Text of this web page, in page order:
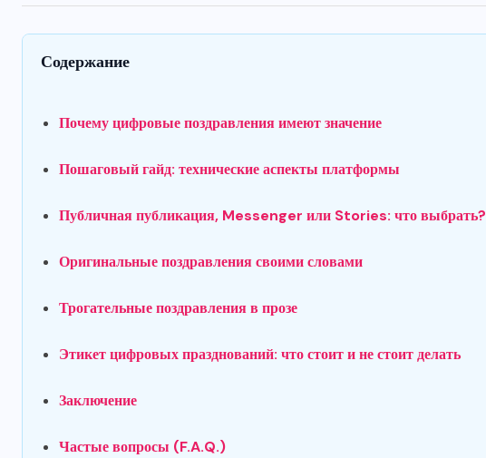
Содержание
Почему цифровые поздравления имеют значение
Пошаговый гайд: технические аспекты платформы
Публичная публикация, Messenger или Stories: что выбрать?
Оригинальные поздравления своими словами
Трогательные поздравления в прозе
Этикет цифровых празднований: что стоит и не стоит делать
Заключение
Частые вопросы (F.A.Q.)